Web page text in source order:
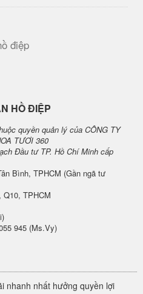
điệp
HỒ ĐIỆP
quyền quản lý của CÔNG TY
TƯƠI 360
Đầu tư TP. Hồ Chí Minh cấp
Bình, TPHCM (Gần ngã tư
Q10, TPHCM
945 (Ms.Vy)
nhanh nhất hưởng quyền lợi